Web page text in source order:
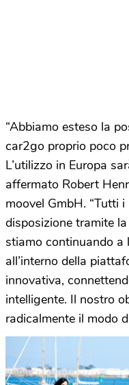
“Abbiamo esteso la
car2go proprio poco
L’utilizzo in Europa
affermato Robert
moovel GmbH. “Tutti
disposizione tramite
stiamo continuando a
all’interno della
innovativa,
intelligente. Il nostro
radicalmente il modo